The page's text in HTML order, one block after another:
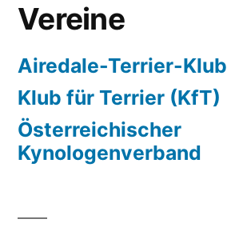
Vereine
Airedale-Terrier-Klub
Klub für Terrier (KfT)
Österreichischer
Kynologenverband